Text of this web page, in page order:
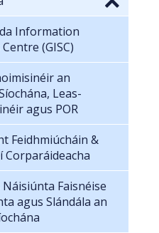
Information
(GISC)
an
Leas-
agus POR
Feidhmiúcháin &
Corparáideacha
Faisnéise
agus Slándála an